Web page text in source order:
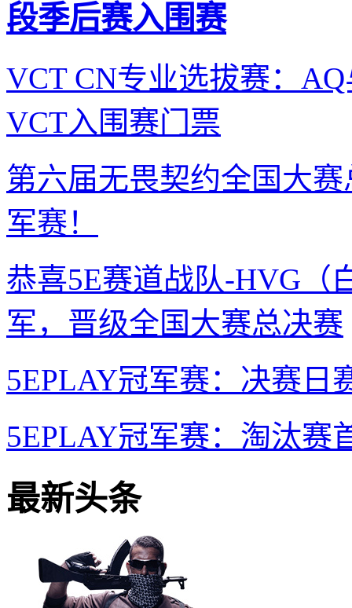
段季后赛入围赛
VCT CN专业选拔赛：
VCT入围赛门票
第六届无畏契约全国大
军赛！
恭喜5E赛道战队-HVG（
军，晋级全国大赛总决赛
5EPLAY冠军赛：决赛日
5EPLAY冠军赛：淘汰赛
最新头条